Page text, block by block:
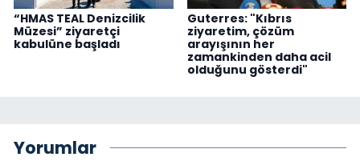
“HMAS TEAL Denizcilik
Müzesi” ziyaretçi
kabulüne başladı
Guterres: "Kıbrıs
ziyaretim, çözüm
arayışının her
zamankinden daha acil
olduğunu gösterdi"
Yorumlar